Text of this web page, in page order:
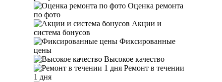
Оценка ремонта
по фото
Акции и
система бонусов
Фиксированные
цены
Высокое качество
Ремонт в течении
1 дня